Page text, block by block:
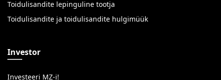
Toidulisandite lepinguline tootja
Toidulisandite ja toidulisandite hulgimüük
Investor
Investeeri MZ-i!